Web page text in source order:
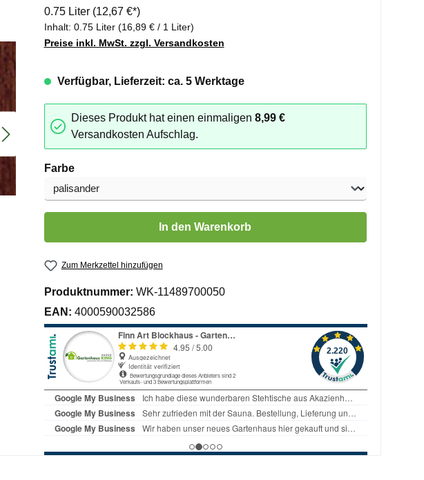
0.75 Liter (12,67 €*)
Inhalt: 0.75 Liter (16,89 € / 1 Liter)
Preise inkl. MwSt. zzgl. Versandkosten
Verfügbar, Lieferzeit: ca. 5 Werktage
Dieses Produkt hat einen einmaligen 8,99 €
Versandkosten Aufschlag.
Farbeauswählen
Produkt Anzahl: Gib den gewünschten Wert ein oder benutze die Schaltflächen um
In den Warenkorb
Zum Merkzettel hinzufügen
Produktnummer: WK-11489700050
EAN: 4000590032586